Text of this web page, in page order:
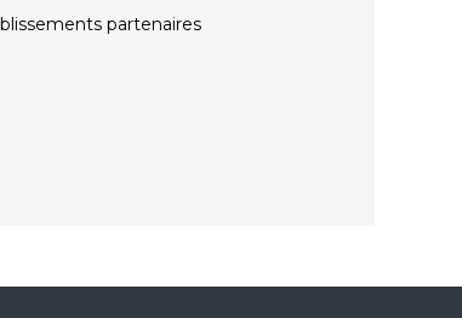
partenaires